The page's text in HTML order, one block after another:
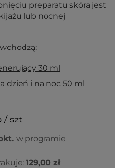
preparatu skóra jest
lub nocnej
wchodzą:
30 ml
dzień i na noc 50 ml
/ szt.
w programie
129,00 zł